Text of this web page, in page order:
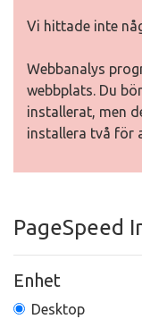
Vi hittade inte
Webbanalys
webbplats. Du
installerat, men
installera två för
PageSpeed
Enhet
Desktop